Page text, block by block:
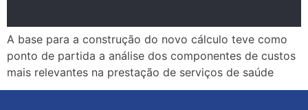
A base para a construção do novo cálculo teve como
ponto de partida a análise dos componentes de custos
mais relevantes na prestação de serviços de saúde